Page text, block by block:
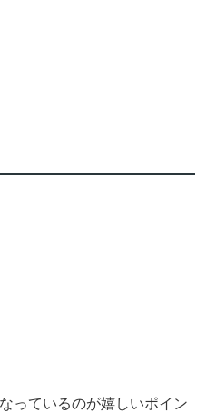
っているのが嬉しいポイン